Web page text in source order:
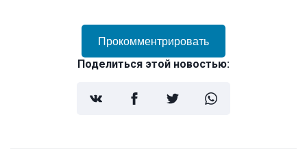
Прокомментрировать
Поделиться этой новостью: